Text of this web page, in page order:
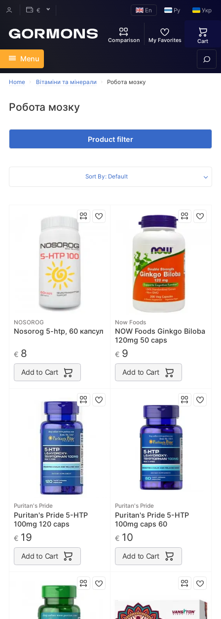
€ Укр
Ру
En
Comparison My Favorites Cart
Menu
Home Вітаміни та мінерали Робота мозку
Робота мозку
Product filter
Sort By: Default
NOSOROG
Nosorog 5-htp, 60 капсул
€ 8
Add to Cart
Now Foods
NOW Foods Ginkgo Biloba
120mg 50 caps
€ 9
Add to Cart
Puritan's Pride
Puritan's Pride 5-HTP
100mg 120 caps
€ 19
Add to Cart
Puritan's Pride
Puritan's Pride 5-HTP
100mg caps 60
€ 10
Add to Cart